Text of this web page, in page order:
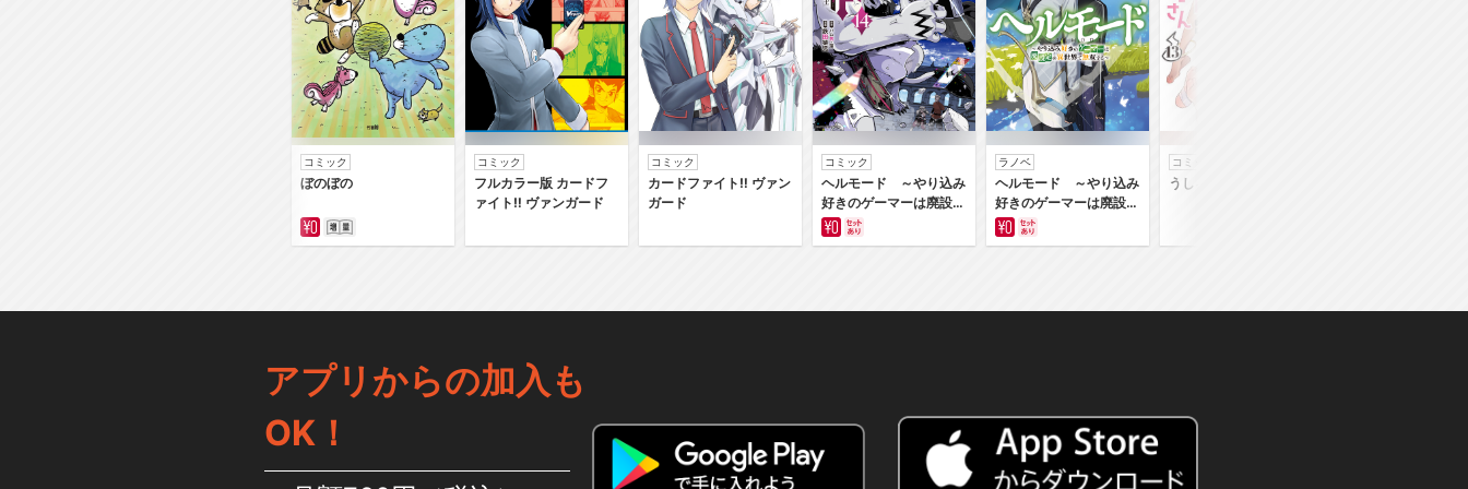
コミック
ぼのぼの
コミック
フルカラー版 カードフ
ァイト‼ ヴァンガード
コミック
カードファイト‼ ヴァン
ガード
コミック
ヘルモード ～やり込み
好きのゲーマーは廃設定
の異世界で無双する～は
じまりの召喚士
ラノベ
ヘルモード ～やり込み
好きのゲーマーは廃設定
の異世界で無双する～
コミック
うしろの正面カムイさん
アプリからの加入も
OK！